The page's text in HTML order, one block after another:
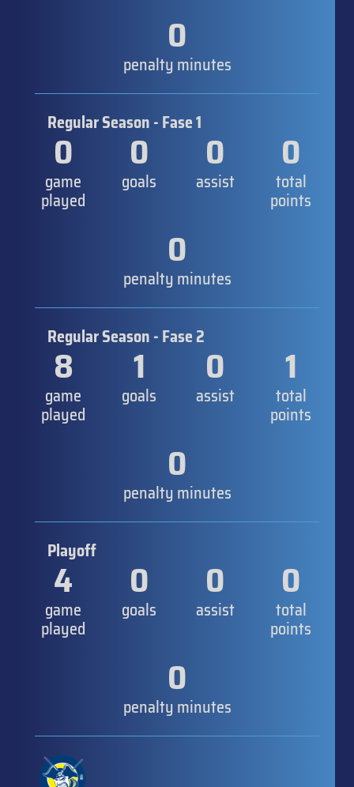
0
penalty minutes
Regular Season - Fase 1
0
game
played
0
goals
0
assist
0
total
points
0
penalty minutes
Regular Season - Fase 2
8
game
played
1
goals
0
assist
1
total
points
0
penalty minutes
Playoff
4
game
played
0
goals
0
assist
0
total
points
0
penalty minutes